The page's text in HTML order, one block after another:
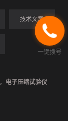
技术文章
， 电子压缩试验仪
一键拨号